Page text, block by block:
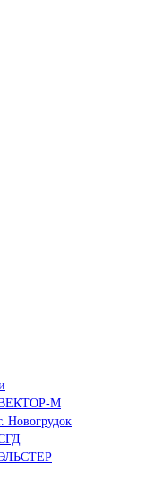
ВЕКТОР-М
Новогрудок
ЭЛЬСТЕР